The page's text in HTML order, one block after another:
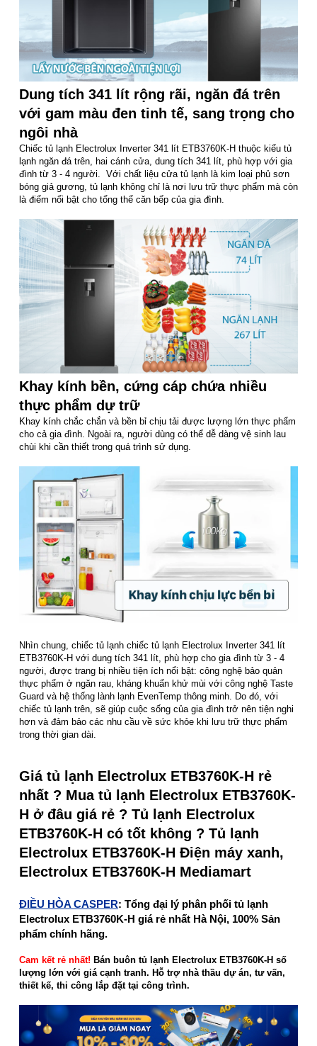
Dung tích 341 lít rộng rãi, ngăn đá trên
với gam màu đen tinh tế, sang trọng cho
ngôi nhà
Chiếc tủ lạnh Electrolux Inverter 341 lít ETB3760K-H thuộc kiểu tủ
lạnh ngăn đá trên, hai cánh cửa, dung tích 341 lít, phù hợp với gia
đình từ 3 - 4 người. Với chất liệu cửa tủ lạnh là kim loại phủ sơn
bóng giả gương, tủ lạnh không chỉ là nơi lưu trữ thực phẩm mà còn
là điểm nổi bật cho tổng thể căn bếp của gia đình.
Khay kính bền, cứng cáp chứa nhiều
thực phẩm dự trữ
Khay kính chắc chắn và bền bỉ chịu tải được lượng lớn thực phẩm
cho cả gia đình. Ngoài ra, người dùng có thể dễ dàng vệ sinh lau
chùi khi cần thiết trong quá trình sử dụng.
Nhìn chung, chiếc tủ lạnh chiếc tủ lạnh Electrolux Inverter 341 lít
ETB3760K-H với dung tích 341 lít, phù hợp cho gia đình từ 3 - 4
người, được trang bị nhiều tiện ích nổi bật: công nghệ bảo quản
thực phẩm ở ngăn rau, kháng khuẩn khử mùi với công nghệ Taste
Guard và hệ thống lành lạnh EvenTemp thông minh. Do đó, với
chiếc tủ lạnh trên, sẽ giúp cuộc sống của gia đình trở nên tiện nghi
hơn và đảm bảo các nhu cầu về sức khỏe khi lưu trữ thực phẩm
trong thời gian dài.
Giá tủ lạnh Electrolux ETB3760K-H rẻ
nhất ? Mua tủ lạnh Electrolux ETB3760K-
H ở đâu giá rẻ ? Tủ lạnh Electrolux
ETB3760K-H có tốt không ? Tủ lạnh
Electrolux ETB3760K-H Điện máy xanh,
Electrolux ETB3760K-H Mediamart
ĐIỀU HÒA CASPER: Tổng đại lý phân phối tủ lạnh
Electrolux ETB3760K-H giá rẻ nhất Hà Nội, 100% Sản
phẩm chính hãng.
Cam kết rẻ nhất! Bán buôn tủ lạnh Electrolux ETB3760K-H số
lượng lớn với giá cạnh tranh. Hỗ trợ nhà thầu dự án, tư vấn,
thiết kế, thi công lắp đặt tại công trình.